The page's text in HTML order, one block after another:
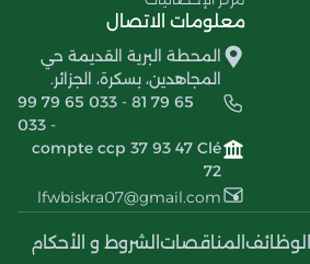
معلومات الاتصال
المحطة البرية القديمة حي
المجاهدين، بسكرة، الجزائر.
99 79 65 033 - 81 79 65
033 -
compte ccp 37 93 47 Clé
72
lfwbiskra07@gmail.com
الوظائف المناقصات الشروط و الأحكام